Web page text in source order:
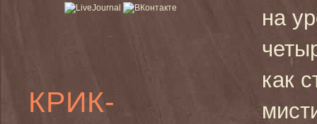
КРИК-
на
как